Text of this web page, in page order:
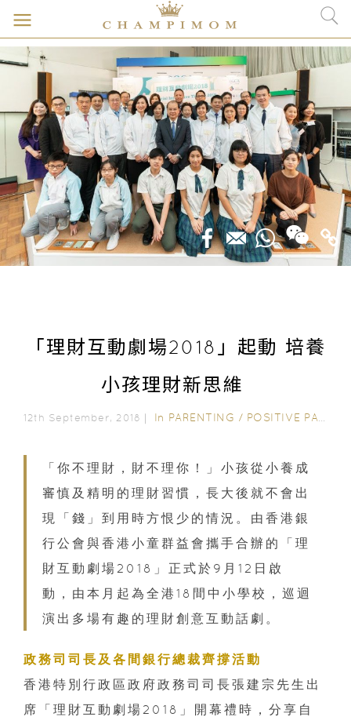
「理財互動劇場2018」起動 培養
小孩理財新思維
12th September, 2018｜ In PARENTING / POSITIVE PARENTING
「你不理財，財不理你！」小孩從小養成
審慎及精明的理財習慣，長大後就不會出
現「錢」到用時方恨少的情況。由香港銀
行公會與香港小童群益會攜手合辦的「理
財互動劇場2018」正式於9月12日啟
動，由本月起為全港18間中小學校，巡迴
演出多場有趣的理財創意互動話劇。
政務司司長及各間銀行總裁齊撐活動
香港特別行政區政府政務司司長張建宗先生出
席「理財互動劇場2018」開幕禮時，分享自